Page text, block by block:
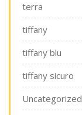
terra
tiffany
tiffany blu
tiffany sicuro
Uncategorized